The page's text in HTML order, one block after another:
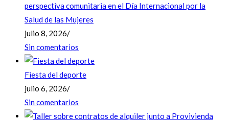
perspectiva comunitaria en el Día Internacional por la
Salud de las Mujeres
julio 8, 2026/
Sin comentarios
Fiesta del deporte
julio 6, 2026/
Sin comentarios